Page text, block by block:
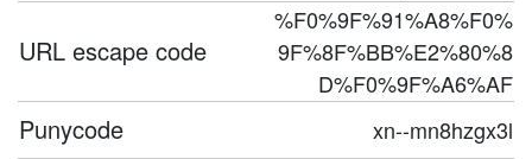
URL escape code
%F0%9F%91%A8%F0%
9F%8F%BB%E2%80%8
D%F0%9F%A6%AF
Punycode xn--mn8hzgx3l